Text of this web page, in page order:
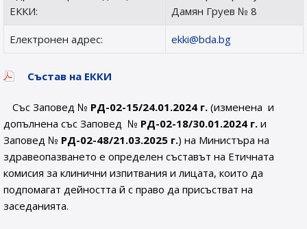
ЕККИ:
Дамян Груев № 8
Електронен адрес: ekki@bda.bg
Състав на ЕККИ
Със Заповед № РД-02-15/24.01.2024 г.(изменена и
допълнена със Заповед № РД-02-18/30.01.2024 г. и
Заповед № РД-02-48/21.03.2025 г.) на Министърa на
здравеопазването е определен съставът на Етичната
комисия за клинични изпитвания и лицата, които да
подпомагат дейността й с право да присъстват на
заседанията.